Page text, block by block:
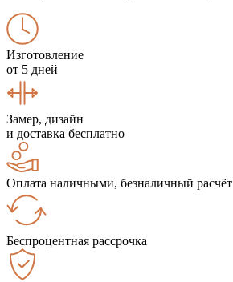
Изготовление
от 5 дней
Замер, дизайн
и доставка бесплатно
Оплата наличными, безналичный расчёт
Беспроцентная рассрочка